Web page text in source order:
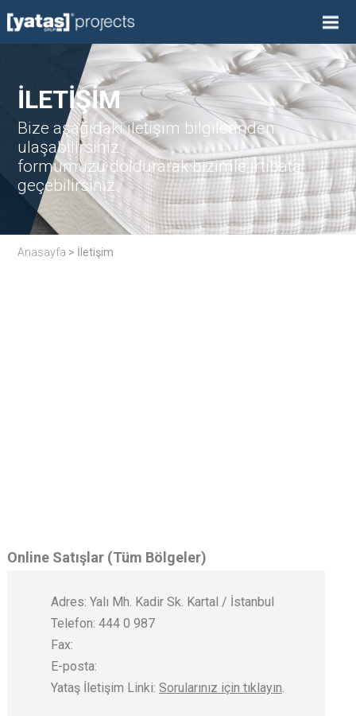
İLETİŞİM
Bize aşağıdaki iletişim bilgilerinden
ulaşabilirsiniz
formumuzu doldurarak bizimle irtibata
geçebilirsiniz.
Anasayfa > İletişim
Online Satışlar (Tüm Bölgeler)
Adres: Yalı Mh. Kadir Sk. Kartal / İstanbul
Telefon: 444 0 987
Fax:
E-posta:
Yataş İletişim Linki: Sorularınız için tıklayın.